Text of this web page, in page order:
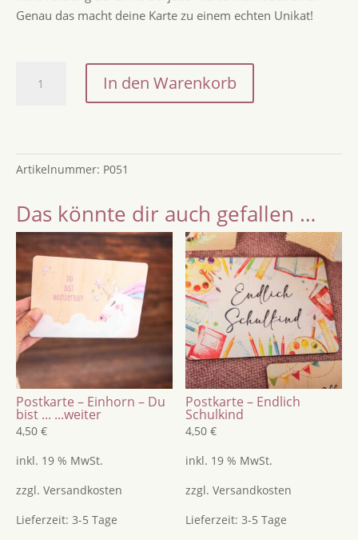
Genau das macht deine Karte zu einem echten Unikat!
Holzpostkarte
"Hallo
–
Ein
Willkommensgruß
Menge
In den Warenkorb
Artikelnummer: P051
Das könnte dir auch gefallen …
Postkarte – Einhorn – Du
bist ... ...weiter
4,50 €
inkl. 19 % MwSt.
zzgl. Versandkosten
Lieferzeit: 3-5 Tage
Postkarte – Endlich
Schulkind
4,50€
inkl. 19 % MwSt.
zzgl.Versandkosten
Lieferzeit:3-5 Tage